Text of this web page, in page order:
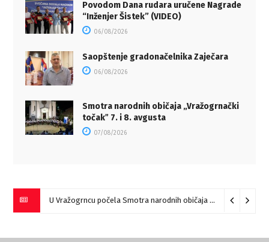
Povodom Dana rudara uručene Nagrade
“Inženjer Šistek” (VIDEO)
06/08/2026
Saopštenje gradonačelnika Zaječara
06/08/2026
Smotra narodnih običaja „Vražogrnački
točakˮ 7. i 8. avgusta
07/08/2026
U Vražogrncu počela Smotra narodnih običaja „Vražogrnački točak“